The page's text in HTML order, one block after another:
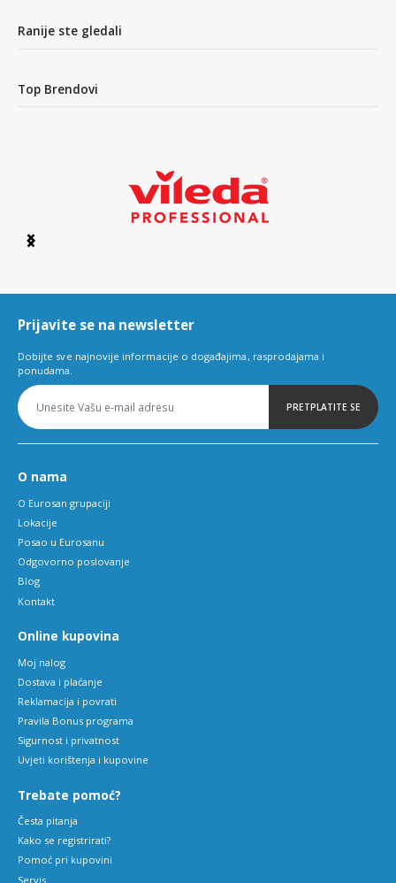
4
Ranije ste gledali
Top Brendovi
Item
6
Prijavite se na newsletter
Dobijte sve najnovije informacije o događajima, rasprodajama i
ponudama.
PRETPLATITE SE
O nama
O Eurosan grupaciji
Lokacije
Posao u Eurosanu
Odgovorno poslovanje
Blog
Kontakt
Online kupovina
Moj nalog
Dostava i plaćanje
Reklamacija i povrati
Pravila Bonus programa
Sigurnost i privatnost
Uvjeti korištenja i kupovine
Trebate pomoć?
Česta pitanja
Kako se registrirati?
Pomoć pri kupovini
Servis